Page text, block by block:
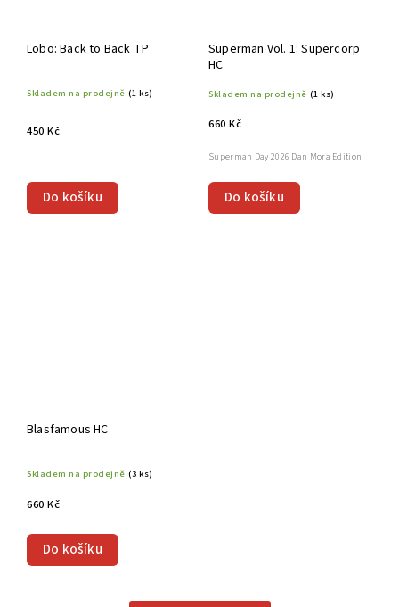
Lobo: Back to Back TP
Skladem na prodejně (1 ks)
450 Kč
Do košíku
Superman Vol. 1: Supercorp
HC
Skladem na prodejně (1 ks)
660 Kč
Do košíku
Superman Day 2026 Dan Mora Edition
Blasfamous HC
Skladem na prodejně (3 ks)
660 Kč
Do košíku